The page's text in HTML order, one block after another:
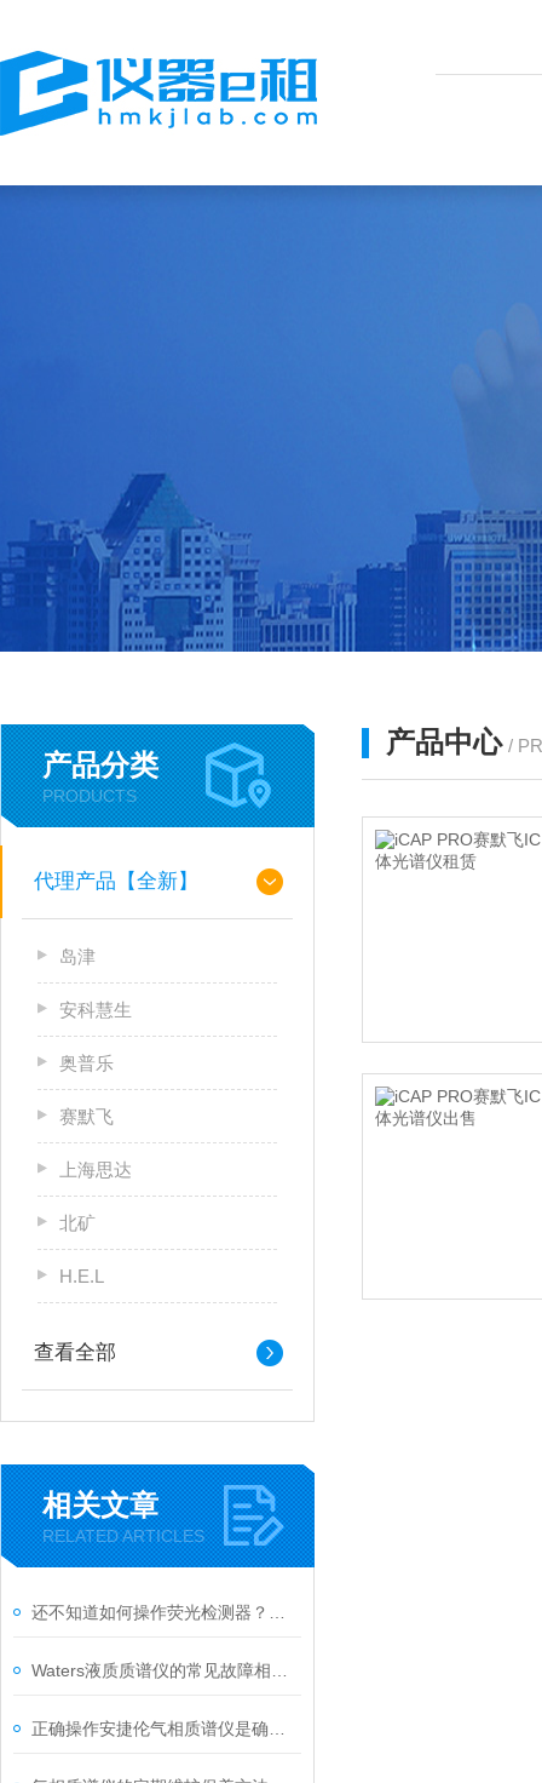
产品分类
PRODUCTS
代理产品【全新】
岛津
安科慧生
奥普乐
赛默飞
上海思达
北矿
H.E.L
查看全部
相关文章
RELATED ARTICLES
产品中心 /